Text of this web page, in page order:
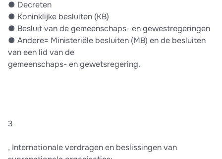
●​ Decreten
●​ Koninklijke besluiten (KB)
●​ Besluit van de gemeenschaps- en gewestregeringen
●​ Andere= Ministeriële besluiten (MB) en de besluiten
van een lid van de
gemeenschaps- en gewetsregering.
3
, Internationale verdragen en beslissingen van